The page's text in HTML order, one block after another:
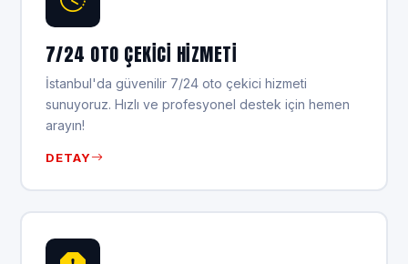
7/24 OTO ÇEKICI HIZMETI
İstanbul'da güvenilir 7/24 oto çekici hizmeti
sunuyoruz. Hızlı ve profesyonel destek için hemen
arayın!
DETAY